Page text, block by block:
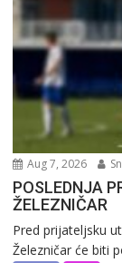
Aug 7, 2026
POSLEDNJA
ŽELEZNIČAR
Pred prijateljsku
Železničar će biti